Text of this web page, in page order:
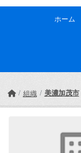
ホーム
組織 美濃加茂市